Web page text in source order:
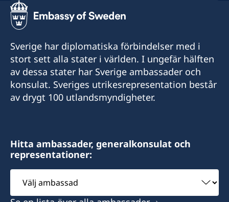
Sverige har diplomatiska förbindelser med i
stort sett alla stater i världen. I ungefär hälften
av dessa stater har Sverige ambassader och
konsulat. Sveriges utrikesrepresentation består
av drygt 100 utlandsmyndigheter.
Hitta ambassader, generalkonsulat och
representationer:
Välj
ambassad